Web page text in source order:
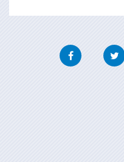
Facebook